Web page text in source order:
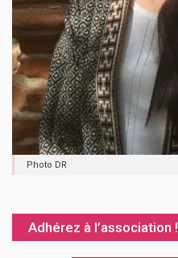
Photo DR
Adhérez à l’association !